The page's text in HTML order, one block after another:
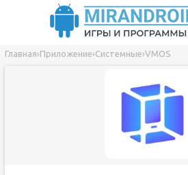
Главная›Приложение›Системные›VMOS